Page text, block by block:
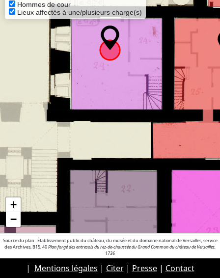
Hommes de cour
Lieux affectés à une/plusieurs charge(s)
+
−
Source du plan : Établissement public du château, du musée et du domaine national de Versailles, service
des Archives, B15, 40Plan forgé des entresols du rez-de-chaussée du Grand Commun du château de Versailles,
1736
| Mentions légales | Citer| Presse| Contact